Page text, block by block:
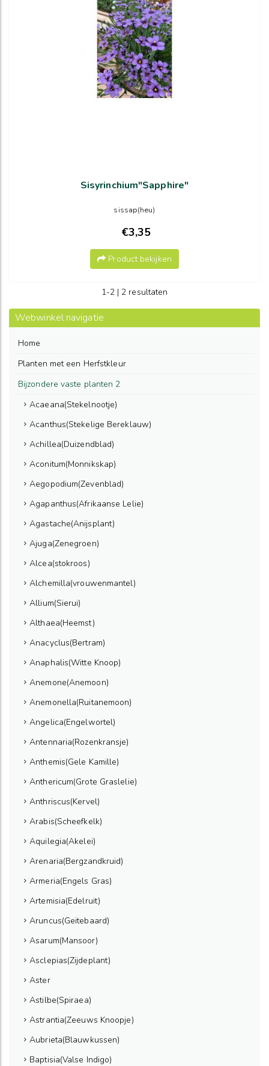
Sisyrinchium"Sapphire"
sissap(heu)
€3,35
Product bekijken
1-2 | 2 resultaten
Webwinkel navigatie
Home
Planten met een Herfstkleur
Bijzondere vaste planten 2
Acaeana(Stekelnootje)
Acanthus(Stekelige Bereklauw)
Achillea(Duizendblad)
Aconitum(Monnikskap)
Aegopodium(Zevenblad)
Agapanthus(Afrikaanse Lelie)
Agastache(Anijsplant)
Ajuga(Zenegroen)
Alcea(stokroos)
Alchemilla(vrouwenmantel)
Allium(Sierui)
Althaea(Heemst)
Anacyclus(Bertram)
Anaphalis(Witte Knoop)
Anemone(Anemoon)
Anemonella(Ruitanemoon)
Angelica(Engelwortel)
Antennaria(Rozenkransje)
Anthemis(Gele Kamille)
Anthericum(Grote Graslelie)
Anthriscus(Kervel)
Arabis(Scheefkelk)
Aquilegia(Akelei)
Arenaria(Bergzandkruid)
Armeria(Engels Gras)
Artemisia(Edelruit)
Aruncus(Geitebaard)
Asarum(Mansoor)
Asclepias(Zijdeplant)
Aster
Astilbe(Spiraea)
Astrantia(Zeeuws Knoopje)
Aubrieta(Blauwkussen)
Baptisia(Valse Indigo)